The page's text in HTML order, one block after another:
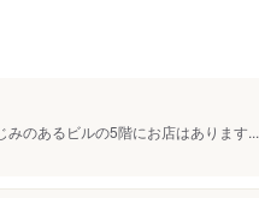
のあるビルの5階にお店はあります...